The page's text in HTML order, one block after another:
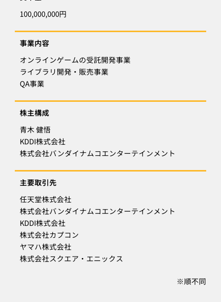
100,000,000円
事業内容
オンラインゲームの受託開発事業
ライブラリ開発・販売事業
QA事業
株主構成
青木 健悟
KDDI株式会社
株式会社バンダイナムコエンターテインメント
主要取引先
任天堂株式会社
株式会社バンダイナムコエンターテインメント
KDDI株式会社
株式会社カプコン
ヤマハ株式会社
株式会社スクエア・エニックス
※順不同